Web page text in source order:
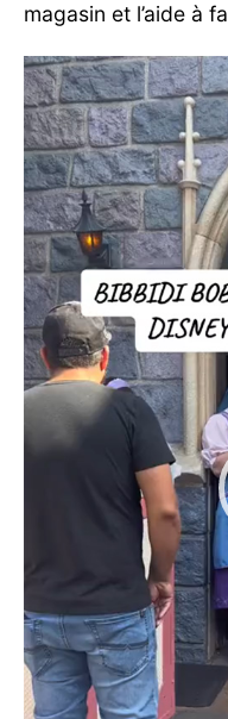
magasin et l’aide à
Lecteur
vidéo